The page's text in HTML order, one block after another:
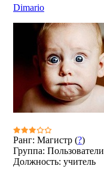
Dimario
Ранг: Магистр (?)
Группа: Пользователи
Должность: учитель